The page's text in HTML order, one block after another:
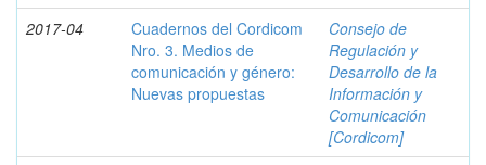
2017-04
Cuadernos del Cordicom
Nro. 3. Medios de
comunicación y género:
Nuevas propuestas
Consejo de
Regulación y
Desarrollo de la
Información y
Comunicación
[Cordicom]